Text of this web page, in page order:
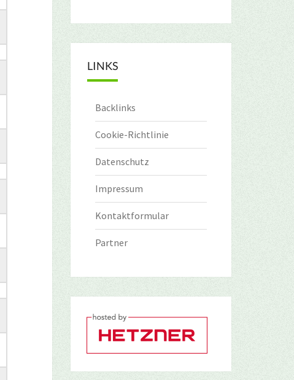
LINKS
Backlinks
Cookie-Richtlinie
Datenschutz
Impressum
Kontaktformular
Partner